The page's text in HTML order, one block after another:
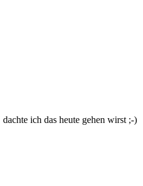
ich das heute gehen wirst ;-)